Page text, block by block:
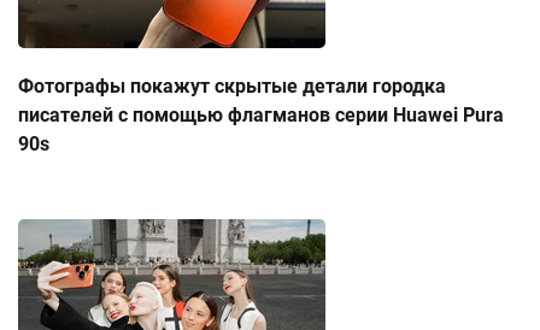
Фотографы покажут скрытые детали городка
писателей с помощью флагманов серии Huawei Pura
90s